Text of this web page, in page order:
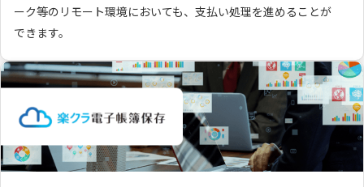
ーク等のリモート環境においても、支払い処理を進めることが
できます。